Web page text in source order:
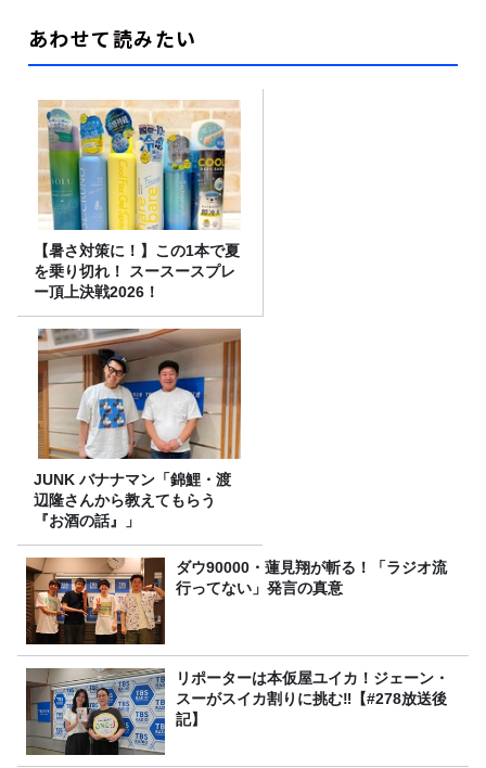
あわせて読みたい
【暑さ対策に！】この1本で夏
を乗り切れ！ スースースプレ
ー頂上決戦2026！
JUNK バナナマン「錦鯉・渡
辺隆さんから教えてもらう
『お酒の話』」
ダウ90000・蓮見翔が斬る！「ラジオ流
行ってない」発言の真意
リポーターは本仮屋ユイカ！ジェーン・
スーがスイカ割りに挑む‼【#278放送後
記】